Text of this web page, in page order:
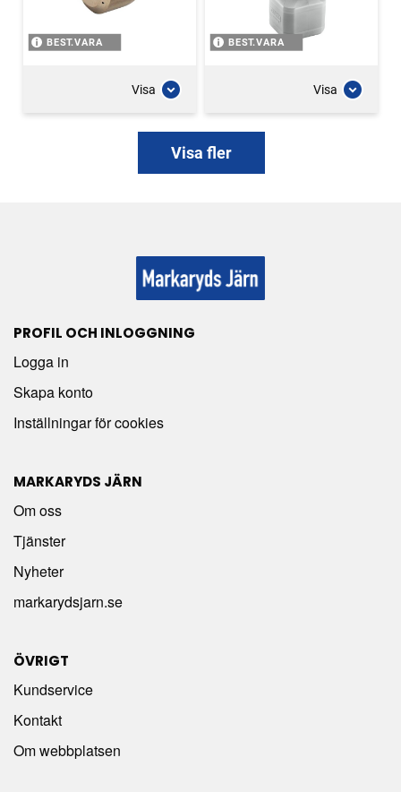
BEST.VARA
Visa
BEST.VARA
Visa
Visa fler
PROFIL OCH INLOGGNING
Logga in
Skapa konto
Inställningar för cookies
MARKARYDS JÄRN
Om oss
Tjänster
Nyheter
markarydsjarn.se
ÖVRIGT
Kundservice
Kontakt
Om webbplatsen